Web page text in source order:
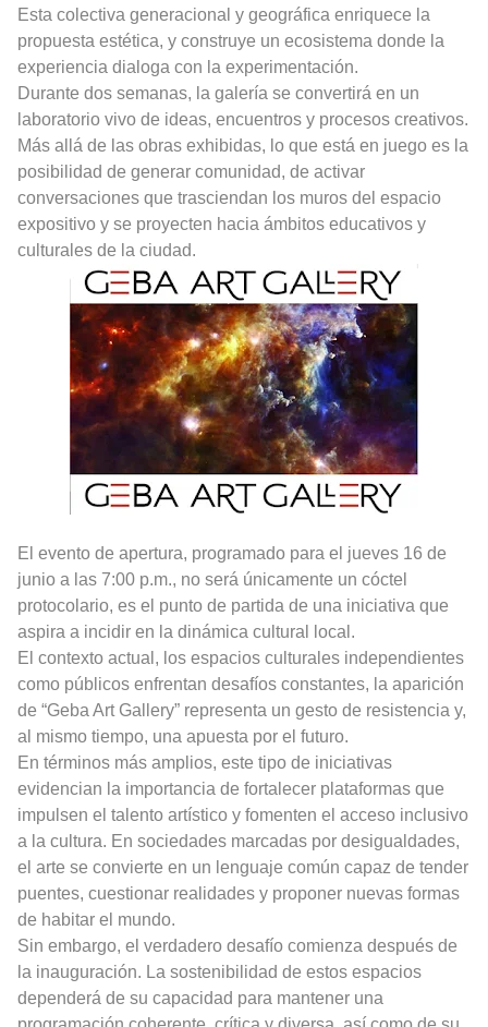
Esta colectiva generacional y geográfica enriquece la
propuesta estética, y construye un ecosistema donde la
experiencia dialoga con la experimentación.
Durante dos semanas, la galería se convertirá en un
laboratorio vivo de ideas, encuentros y procesos creativos.
Más allá de las obras exhibidas, lo que está en juego es la
posibilidad de generar comunidad, de activar
conversaciones que trasciendan los muros del espacio
expositivo y se proyecten hacia ámbitos educativos y
culturales de la ciudad.
El evento de apertura, programado para el jueves 16 de
junio a las 7:00 p.m., no será únicamente un cóctel
protocolario, es el punto de partida de una iniciativa que
aspira a incidir en la dinámica cultural local.
El contexto actual, los espacios culturales independientes
como públicos enfrentan desafíos constantes, la aparición
de “Geba Art Gallery” representa un gesto de resistencia y,
al mismo tiempo, una apuesta por el futuro.
En términos más amplios, este tipo de iniciativas
evidencian la importancia de fortalecer plataformas que
impulsen el talento artístico y fomenten el acceso inclusivo
a la cultura. En sociedades marcadas por desigualdades,
el arte se convierte en un lenguaje común capaz de tender
puentes, cuestionar realidades y proponer nuevas formas
de habitar el mundo.
Sin embargo, el verdadero desafío comienza después de
la inauguración. La sostenibilidad de estos espacios
dependerá de su capacidad para mantener una